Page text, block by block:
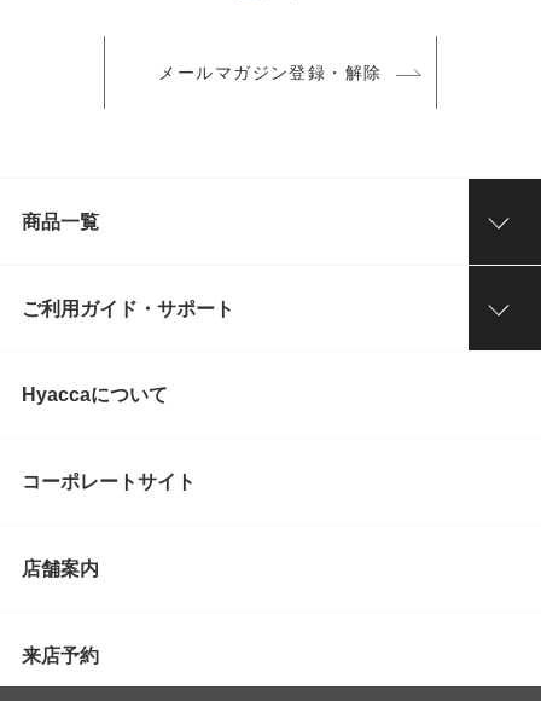
メールマガジン登録・解除
商品一覧
ご利用ガイド・サポート
Hyaccaについて
コーポレートサイト
店舗案内
来店予約